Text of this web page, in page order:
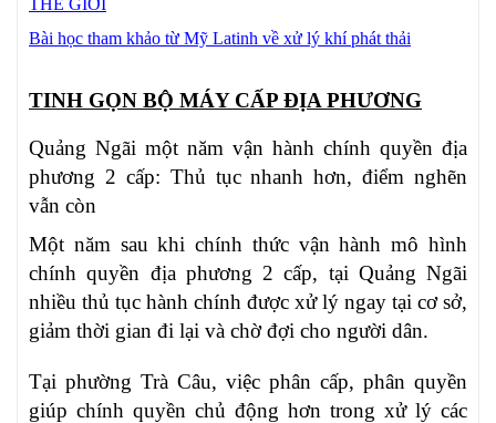
THẾ GIỚI
Bài học tham khảo từ Mỹ Latinh về xử lý khí phát thải
TINH GỌN BỘ MÁY CẤP ĐỊA PHƯƠNG
Quảng Ngãi một năm vận hành chính quyền địa
phương 2 cấp: Thủ tục nhanh hơn, điểm nghẽn
vẫn còn
Một năm sau khi chính thức vận hành mô hình
chính quyền địa phương 2 cấp, tại Quảng Ngãi
nhiều thủ tục hành chính được xử lý ngay tại cơ sở,
giảm thời gian đi lại và chờ đợi cho người dân.
Tại phường Trà Câu, việc phân cấp, phân quyền
giúp chính quyền chủ động hơn trong xử lý các